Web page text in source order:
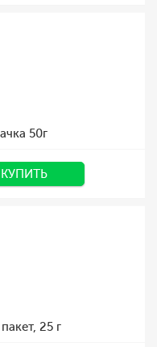
50г
КУПИТЬ
25 г